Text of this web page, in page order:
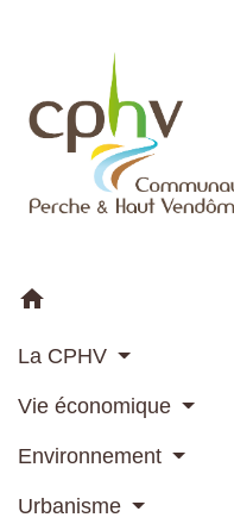
home
La CPHV
Vie économique
Environnement
Urbanisme